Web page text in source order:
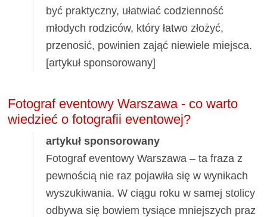
być praktyczny, ułatwiać codzienność
młodych rodziców, który łatwo złożyć,
przenosić, powinien zająć niewiele miejsca.
[artykuł sponsorowany]
Fotograf eventowy Warszawa - co warto
wiedzieć o fotografii eventowej?
artykuł sponsorowany
Fotograf eventowy Warszawa – ta fraza z
pewnością nie raz pojawiła się w wynikach
wyszukiwania. W ciągu roku w samej stolicy
odbywa się bowiem tysiące mniejszych praz